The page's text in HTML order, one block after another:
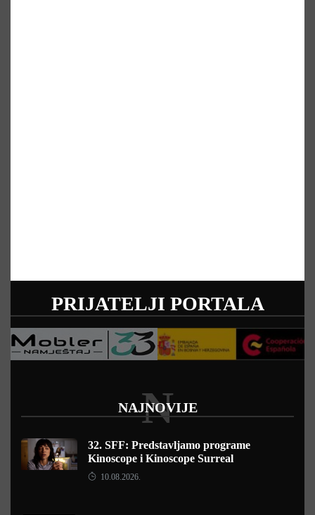
PRIJATELJI PORTALA
NAJNOVIJE
N
32. SFF: Predstavljamo programe
Kinoscope i Kinoscope Surreal
10.08.2026.